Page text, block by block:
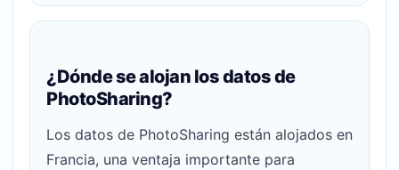
¿Dónde se alojan los datos de
PhotoSharing?
Los datos de PhotoSharing están alojados en
Francia, una ventaja importante para